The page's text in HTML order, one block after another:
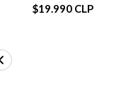
$19.990 CLP